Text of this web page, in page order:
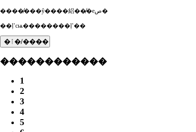
����̸���ŷ����絽��̸�еص�
��ļʽсѩ��������ļʽ��
�ٱ�/����
������������
1
2
3
4
5